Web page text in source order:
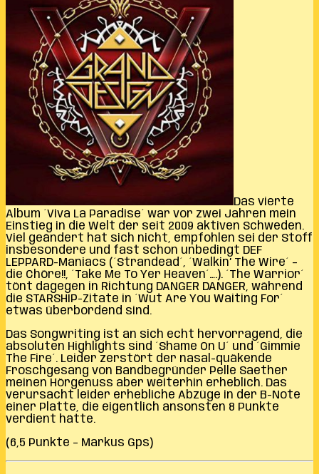
Das vierte
Album ´Viva La Paradise´ war vor zwei Jahren mein
Einstieg in die Welt der seit 2009 aktiven Schweden.
Viel geändert hat sich nicht, empfohlen sei der Stoff
insbesondere und fast schon unbedingt DEF
LEPPARD-Maniacs (´Strandead´, ´Walkin’ The Wire´ –
die Chöre!!, ´Take Me To Yer Heaven´….). ´The Warrior´
tönt dagegen in Richtung DANGER DANGER, während
die STARSHIP-Zitate in ´Wut Are You Waiting For´
etwas überbordend sind.
Das Songwriting ist an sich echt hervorragend, die
absoluten Highlights sind ´Shame On U´ und ´Gimmie
The Fire´. Leider zerstört der nasal-quäkende
Froschgesang von Bandbegründer Pelle Saether
meinen Hörgenuss aber weiterhin erheblich. Das
verursacht leider erhebliche Abzüge in der B-Note
einer Platte, die eigentlich ansonsten 8 Punkte
verdient hätte.
(6,5 Punkte – Markus Gps)